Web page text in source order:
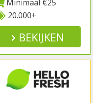
Minimaal €25
20.000+
BEKIJKEN